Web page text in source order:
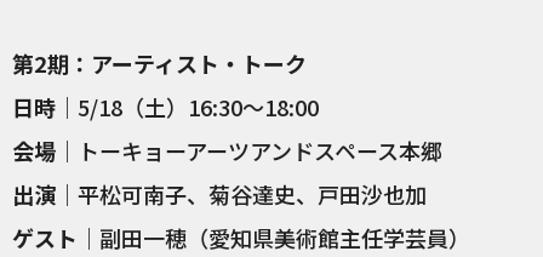
第2期：アーティスト・トーク
日時 ｜5/18（土）16:30〜18:00
会場 ｜トーキョーアーツアンドスペース本郷
出演 ｜平松可南子、菊谷達史、戸田沙也加
ゲスト ｜副田一穂（愛知県美術館主任学芸員）